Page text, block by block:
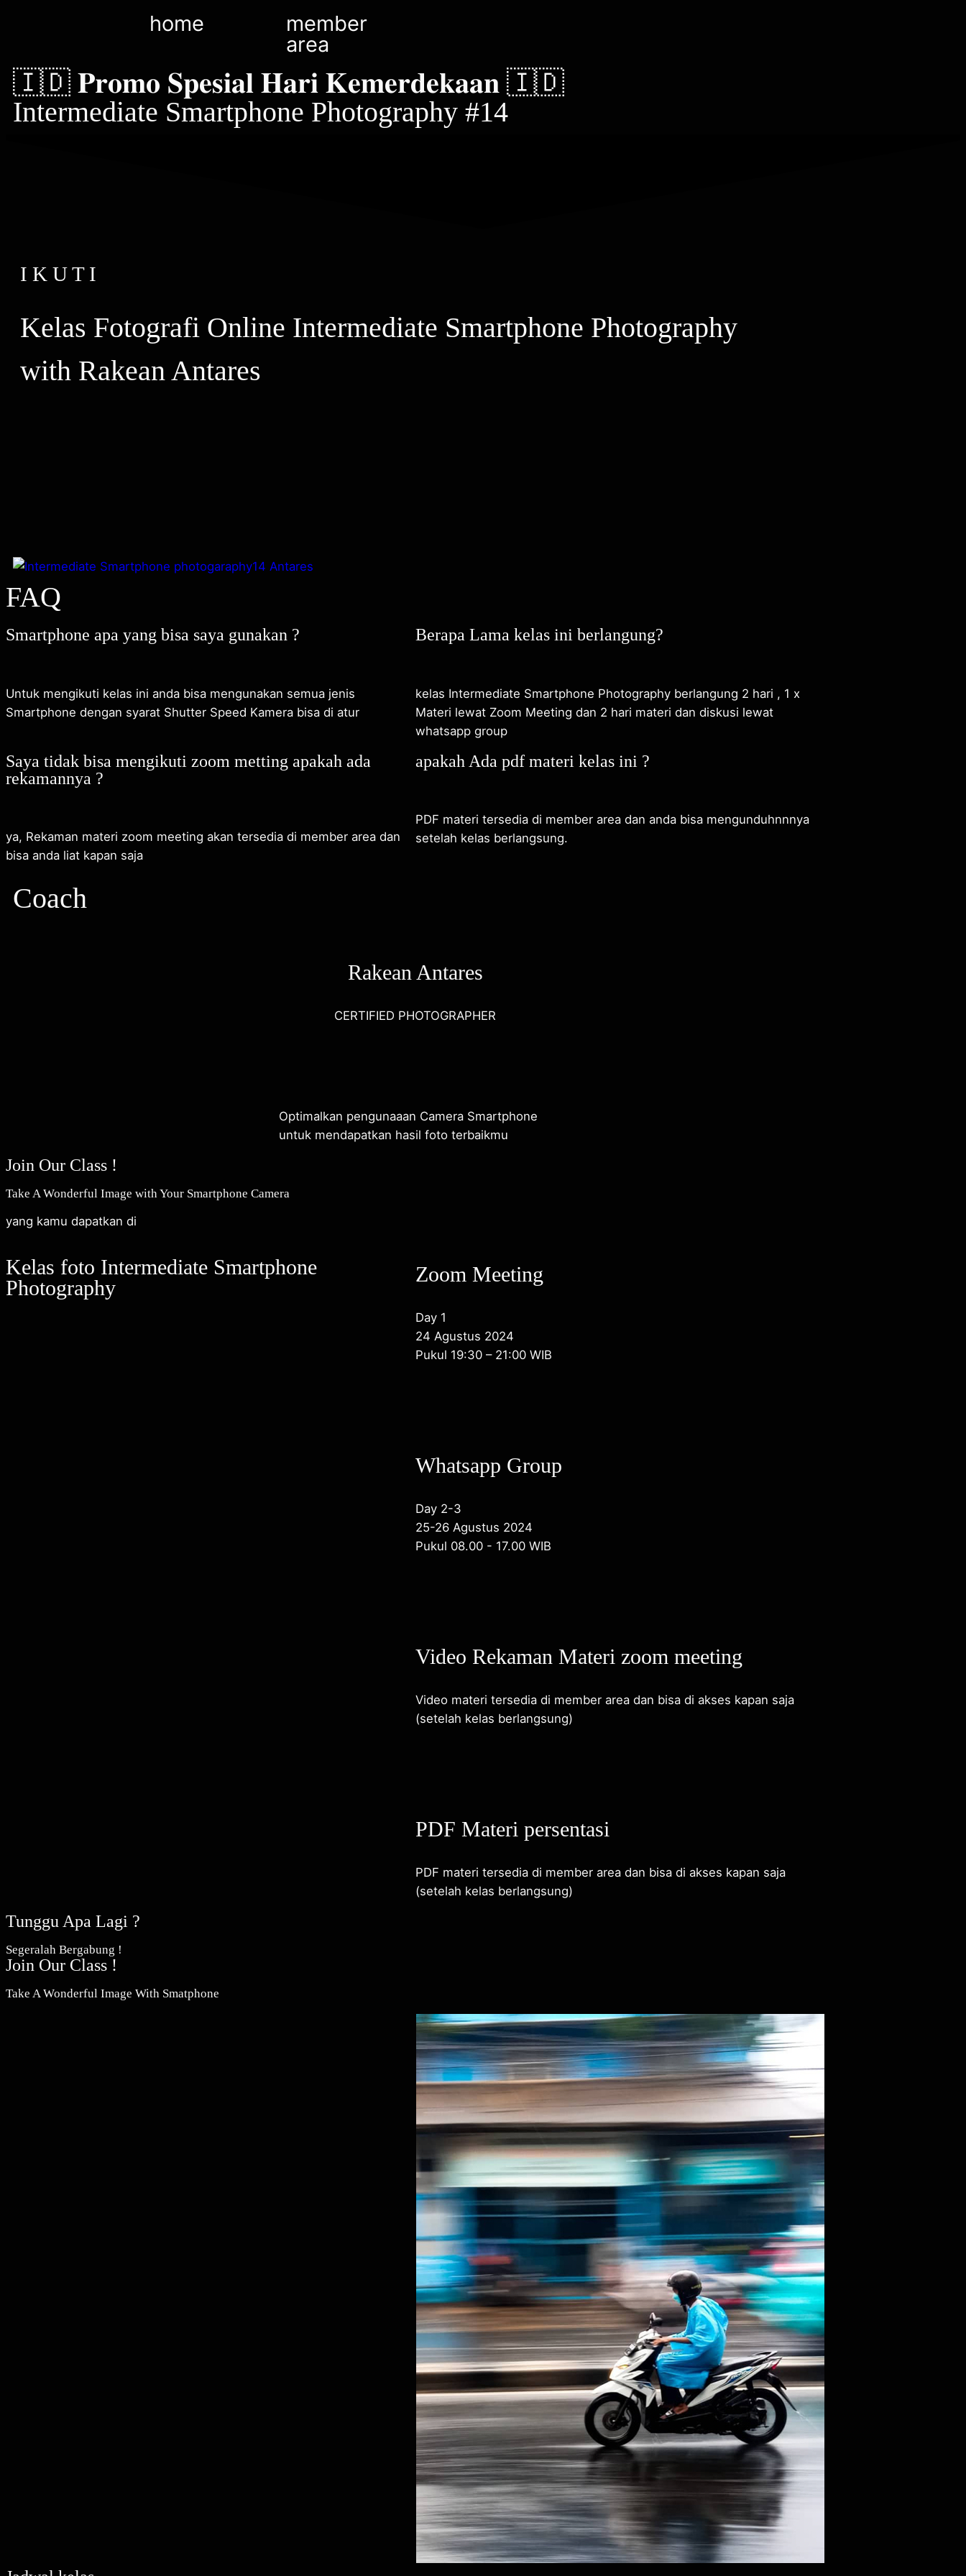
home
member
area
🇮🇩 𝐏𝐫𝐨𝐦𝐨 𝐒𝐩𝐞𝐬𝐢𝐚𝐥 𝐇𝐚𝐫𝐢 𝐊𝐞𝐦𝐞𝐫𝐝𝐞𝐤𝐚𝐚𝐧 🇮🇩
Intermediate Smartphone Photography #14
I K U T I
Kelas Fotografi Online Intermediate Smartphone Photography
with Rakean Antares
FAQ
Smartphone apa yang bisa saya gunakan ?
Untuk mengikuti kelas ini anda bisa mengunakan semua jenis
Smartphone dengan syarat Shutter Speed Kamera bisa di atur
Berapa Lama kelas ini berlangung?
kelas Intermediate Smartphone Photography berlangung 2 hari , 1 x
Materi lewat Zoom Meeting dan 2 hari materi dan diskusi lewat
whatsapp group
Saya tidak bisa mengikuti zoom metting apakah ada
rekamannya ?
ya, Rekaman materi zoom meeting akan tersedia di member area dan
bisa anda liat kapan saja
apakah Ada pdf materi kelas ini ?
PDF materi tersedia di member area dan anda bisa mengunduhnnnya
setelah kelas berlangsung.
Coach
Rakean Antares
CERTIFIED PHOTOGRAPHER
Optimalkan pengunaaan Camera Smartphone
untuk mendapatkan hasil foto terbaikmu
Join Our Class !
Take A Wonderful Image with Your Smartphone Camera
yang kamu dapatkan di
Kelas foto Intermediate Smartphone
Photography
Zoom Meeting
Day 1
24 Agustus 2024
Pukul 19:30 – 21:00 WIB
Whatsapp Group
Day 2-3
25-26 Agustus 2024
Pukul 08.00 - 17.00 WIB
Video Rekaman Materi zoom meeting
Video materi tersedia di member area dan bisa di akses kapan saja
(setelah kelas berlangsung)
PDF Materi persentasi
PDF materi tersedia di member area dan bisa di akses kapan saja
(setelah kelas berlangsung)
Tunggu Apa Lagi ?
Segeralah Bergabung !
Join Our Class !
Take A Wonderful Image With Smatphone